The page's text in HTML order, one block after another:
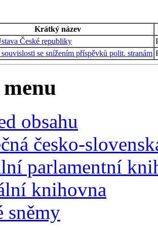
Krátký název
České republiky
se snížením příspěvků polit. stranám
obsahu
česko-
parlamentní
knihovna
sněmy